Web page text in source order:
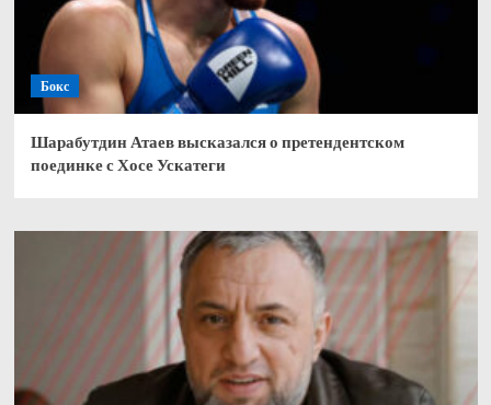
Бокс
Шарабутдин Атаев высказался о претендентском
поединке с Хосе Ускатеги